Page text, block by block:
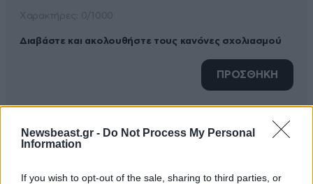
Newsbeast.gr - Do Not Process My Personal
Information
If you wish to opt-out of the sale, sharing to third parties, or
Διαβάστε και ακολουθήστε τους κανόνες σχολιασμού
ΠΡΟΣΘΗΚΗ
Προβολέας
Σαν την κουτσομπολα τής γειτονιάς.